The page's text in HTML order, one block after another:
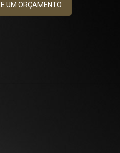
UM ORÇAMENTO